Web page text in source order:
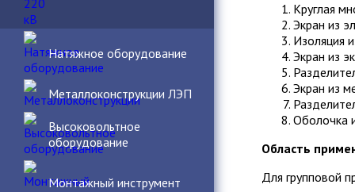
Натяжное оборудование
Металлоконструкции ЛЭП
Высоковольтное
оборудование
Монтажный инструмент
Круглая
Экран из
Изоляция
Экран из
Экран из
Оболочка
Область
Для групповой